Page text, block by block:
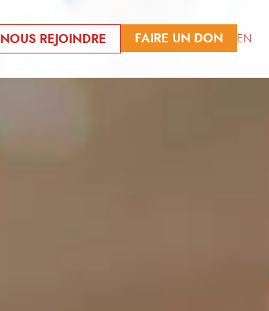
NOUS REJOINDRE FAIRE UN DON EN